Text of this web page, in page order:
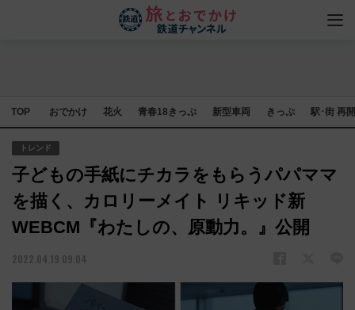
TOP おでかけ 花火 青春18きっぷ 新型車両 きっぷ 駅･街 再
トレンド
⼦どもの⼿紙にチカラをもらうパパママ
を描く、カロリーメイト リキッド新
WEBCM『わたしの、原動力。』公開
2022.04.19 09:04